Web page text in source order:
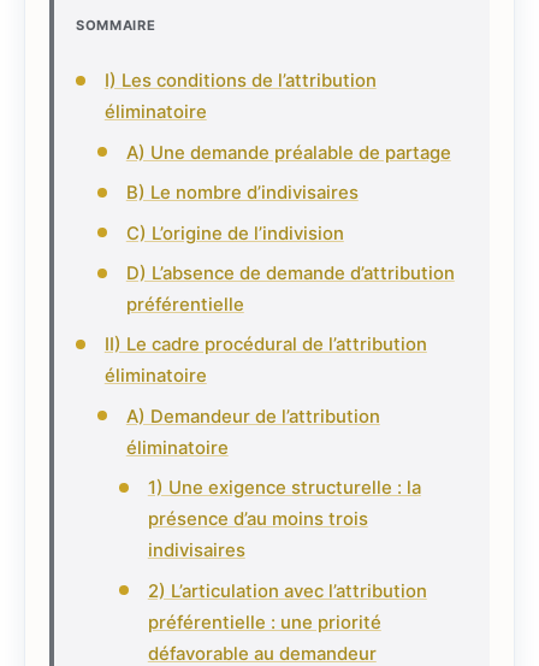
SOMMAIRE
I) Les conditions de l’attribution
éliminatoire
A) Une demande préalable de partage
B) Le nombre d’indivisaires
C) L’origine de l’indivision
D) L’absence de demande d’attribution
préférentielle
II) Le cadre procédural de l’attribution
éliminatoire
A) Demandeur de l’attribution
éliminatoire
1) Une exigence structurelle : la
présence d’au moins trois
indivisaires
2) L’articulation avec l’attribution
préférentielle : une priorité
défavorable au demandeur